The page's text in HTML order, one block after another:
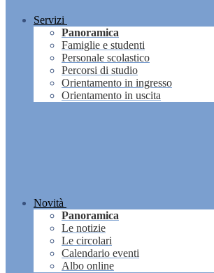
Servizi
Panoramica
Famiglie e studenti
Personale scolastico
Percorsi di studio
Orientamento in ingresso
Orientamento in uscita
Novità
Panoramica
Le notizie
Le circolari
Calendario eventi
Albo online